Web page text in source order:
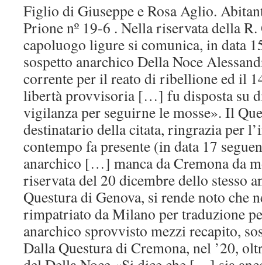
Figlio di Giuseppe e Rosa Aglio.
Prione nº 19-6 . Nella riservata della R.
capoluogo ligure si comunica, in data
sospetto anarchico Della Noce
corrente per il reato di ribellione ed il
libertà provvisoria […] fu disposta su
vigilanza per seguirne le mosse». Il
destinatario della citata, ringrazia per
contempo fa presente (in data 17
anarchico […] manca da Cremona da
riservata del 20 dicembre dello stesso
Questura di Genova, si rende noto che
rimpatriato da Milano per traduzione
anarchico sprovvisto mezzi recapito,
Dalla Questura di Cremona, nel ’20,